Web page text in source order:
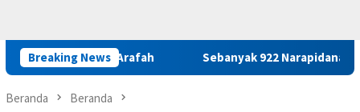
Breaking News
Maluku M. Arafah Sebanyak 922 Narapidana dan Lima
Beranda Beranda